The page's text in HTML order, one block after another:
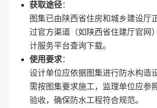
获取途径：
图集已由陕西省住房和城乡建设厅
过官方渠道（如陕西省住建厅官网
计服务平台查询下载。
使用要求：
设计单位应依据图集进行防水构造
需按图集要求施工，监理单位应参
验收，确保防水工程符合规范。